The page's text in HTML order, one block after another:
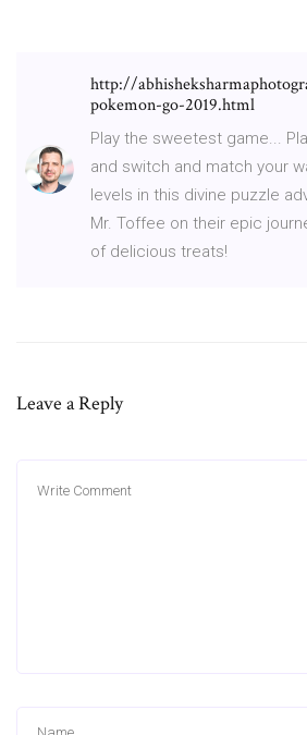
http://
pokemon-go-2019.html
Play the sweetest game...
and switch and match your
levels in this divine puzzle
Mr. Toffee on their epic
of delicious treats!
Leave a Reply